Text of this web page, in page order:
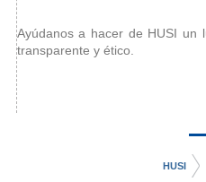
Ayúdanos a hacer de HUSI un
transparente y ético.
HUSI